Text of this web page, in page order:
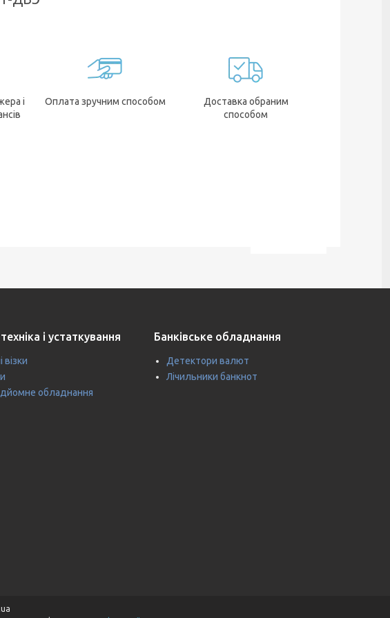
і
Оплата зручним способом
Доставка обраним
способом
і устаткування
візки
обладнання
Банківське обладнання
Детектори валют
Лічильники банкнот